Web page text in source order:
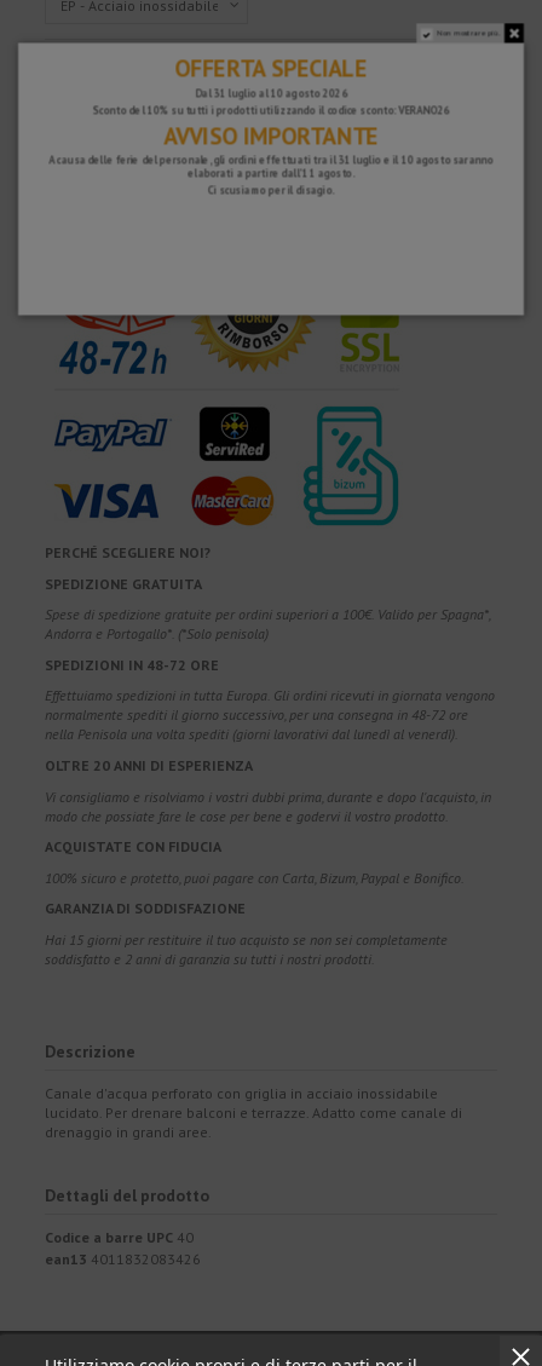
TL2REP110/100
Tasse escluse
PERCHÉ SCEGLIERE NOI?
SPEDIZIONE GRATUITA
Spese di spedizione gratuite per ordini superiori a 100€. Valido per Spagna*,
Andorra e Portogallo*. (*Solo penisola)
SPEDIZIONI IN 48-72 ORE
Effettuiamo spedizioni in tutta Europa. Gli ordini ricevuti in giornata vengono
normalmente spediti il giorno successivo, per una consegna in 48-72 ore
nella Penisola una volta spediti (giorni lavorativi dal lunedì al venerdì).
OLTRE 20 ANNI DI ESPERIENZA
Vi consigliamo e risolviamo i vostri dubbi prima, durante e dopo l'acquisto, in
modo che possiate fare le cose per bene e godervi il vostro prodotto.
ACQUISTATE CON FIDUCIA
100% sicuro e protetto, puoi pagare con Carta, Bizum, Paypal e Bonifico.
GARANZIA DI SODDISFAZIONE
Hai 15 giorni per restituire il tuo acquisto se non sei completamente
soddisfatto e 2 anni di garanzia su tutti i nostri prodotti.
Descrizione
Canale d'acqua perforato con griglia in acciaio inossidabile
lucidato. Per drenare balconi e terrazze. Adatto come canale di
drenaggio in grandi aree.
Dettagli del prodotto
Codice a barre UPC 40
ean13 4011832083426
Non mostrare più.
OFFERTA SPECIALE
Dal 31 luglio al 10 agosto 2026
Sconto del 10% su tutti i prodotti utilizzando il codice sconto: VERANO26
AVVISO IMPORTANTE
A causa delle ferie del personale, gli ordini effettuati tra il 31 luglio e il 10 agosto saranno
elaborati a partire dall'11 agosto.
Ci scusiamo per il disagio.